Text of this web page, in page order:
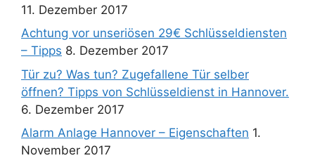
11. Dezember 2017
Achtung vor unseriösen 29€ Schlüsseldiensten
– Tipps 8. Dezember 2017
Tür zu? Was tun? Zugefallene Tür selber
öffnen? Tipps von Schlüsseldienst in Hannover.
6. Dezember 2017
Alarm Anlage Hannover – Eigenschaften 1.
November 2017